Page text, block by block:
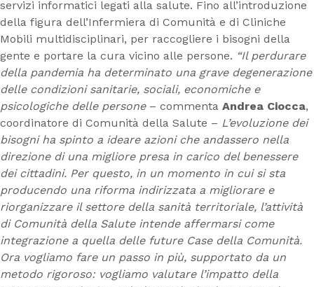
servizi informatici legati alla salute. Fino all’introduzione
della figura dell’Infermiera di Comunità e di Cliniche
Mobili multidisciplinari, per raccogliere i bisogni della
gente e portare la cura vicino alle persone. “Il perdurare
della pandemia ha determinato una grave degenerazione
delle condizioni sanitarie, sociali, economiche e
psicologiche delle persone – commenta Andrea Ciocca,
coordinatore di Comunità della Salute – L’evoluzione dei
bisogni ha spinto a ideare azioni che andassero nella
direzione di una migliore presa in carico del benessere
dei cittadini. Per questo, in un momento in cui si sta
producendo una riforma indirizzata a migliorare e
riorganizzare il settore della sanità territoriale, l’attività
di Comunità della Salute intende affermarsi come
integrazione a quella delle future Case della Comunità.
Ora vogliamo fare un passo in più, supportato da un
metodo rigoroso: vogliamo valutare l’impatto della